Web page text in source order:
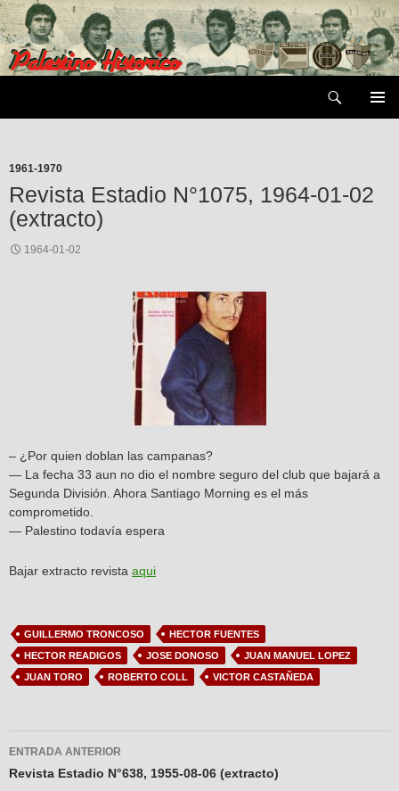
Saltar
al
contenido
1961-1970
Revista Estadio N°1075, 1964-01-02
(extracto)
1964-01-02
– ¿Por quien doblan las campanas?
— La fecha 33 aun no dio el nombre seguro del club que bajará a
Segunda División. Ahora Santiago Morning es el más
comprometido.
— Palestino todavía espera
Bajar extracto revista aqui
GUILLERMO TRONCOSO
HECTOR FUENTES
HECTOR READIGOS
JOSE DONOSO
JUAN MANUEL LOPEZ
JUAN TORO
ROBERTO COLL VICTOR CASTAÑEDA
Navegador
de
ENTRADA ANTERIOR
Revista Estadio N°638, 1955-08-06 (extracto)